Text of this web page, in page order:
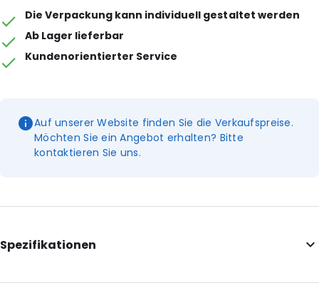
Die Verpackung kann individuell gestaltet werden
Ab Lager lieferbar
Kundenorientierter Service
Auf unserer Website finden Sie die Verkaufspreise.
Möchten Sie ein Angebot erhalten? Bitte
kontaktieren Sie uns.
Spezifikationen
External Length: 176